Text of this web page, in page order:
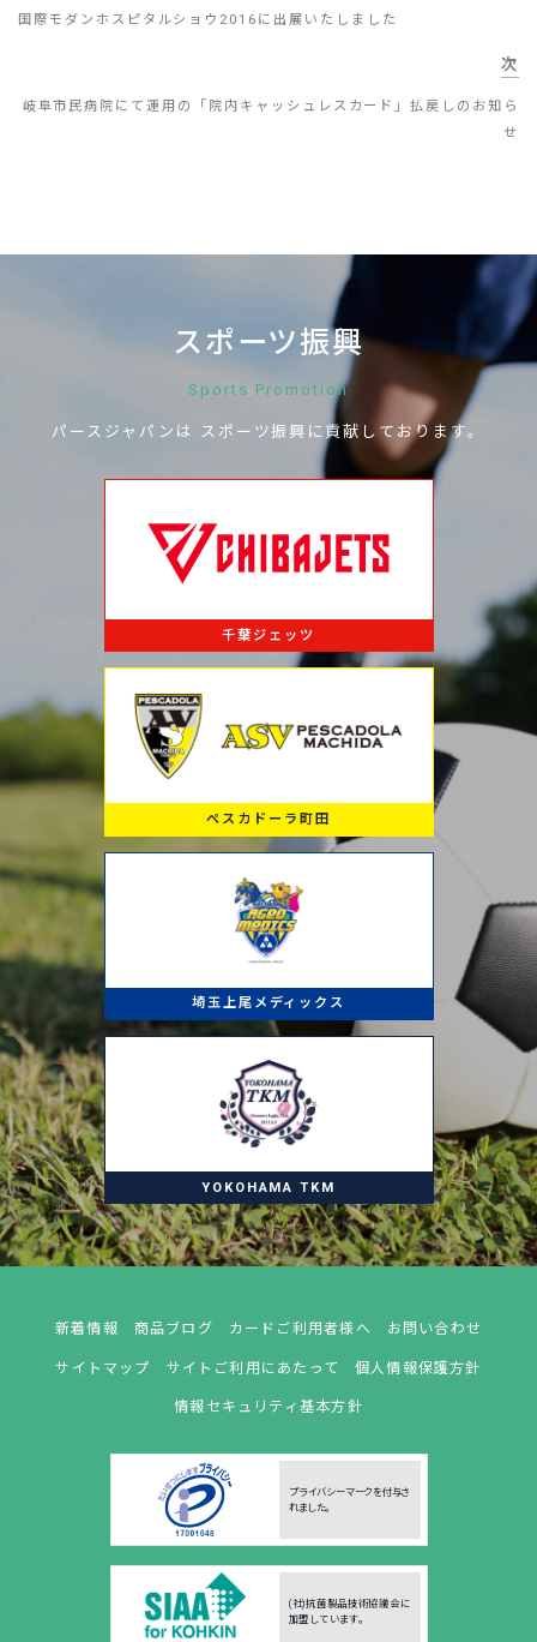
国際モダンホスピタルショウ2016に出展いたしました
次
岐阜市民病院にて運用の「院内キャッシュレスカード」払戻しのお知ら
せ
スポーツ振興
Sports Promotion
パースジャパンは スポーツ振興に貢献しております。
千葉ジェッツ
ペスカドーラ町田
埼玉上尾メディックス
YOKOHAMA TKM
新着情報 商品ブログ カードご利用者様へ
お問い合わせ
サイトマップ
サイトご利用にあたって
個人情報保護方針
情報セキュリティ基本方針
プライバシーマークを付与さ
れました。
(社)抗菌製品技術協議会に
加盟しています。